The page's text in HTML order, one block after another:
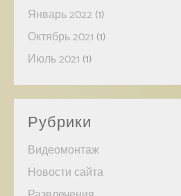
Январь 2022 (1)
Октябрь 2021 (1)
Июль 2021 (1)
Рубрики
Видеомонтаж
Новости сайта